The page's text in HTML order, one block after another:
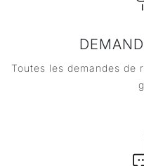
Toutes les demandes de